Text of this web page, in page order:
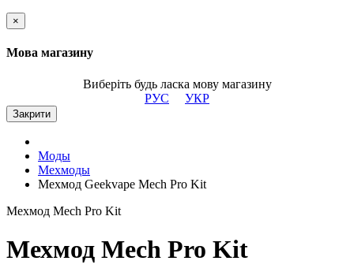
×
Мова магазину
Виберіть будь ласка мову магазину
РУС
УКР
Закрити
Моды
Мехмоды
Мехмод Geekvape Mech Pro Kit
Мехмод Mech Pro Kit
Мехмод Mech Pro Kit